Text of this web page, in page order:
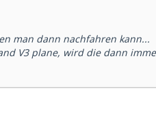
man dann nachfahren kann...
V3 plane, wird die dann